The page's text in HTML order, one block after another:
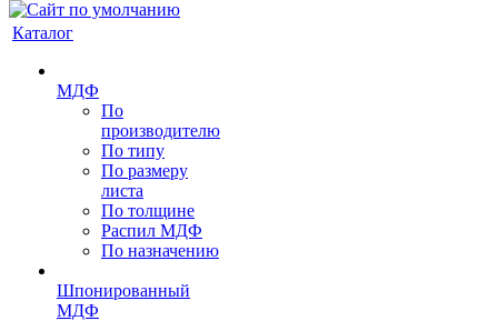
Каталог
МДФ
По
производителю
По типу
По размеру
листа
По толщине
Распил МДФ
По назначению
Шпонированный
МДФ